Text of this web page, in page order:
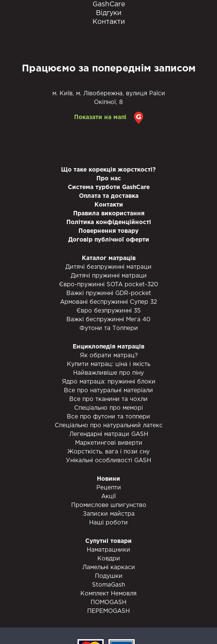
GashCare
Відгуки
Контакти
Працюємо за попереднім записом
м. Київ, м. Лівобережна, вулиця Раїси
Окіпної, 8
Показати на мапі
Що таке корекція жорсткості?
Про нас
Система турботи GashCare
Оплата та доставка
Контакти
Правила використання
Політика конфіденційності
Повернення товару
Договір публічної оферти
Каталог матраців
Дитячі безпружинні матраци
Дитячі пружинні матраци
Євро-пружинні SOTA pocket-320
Важкі пружинні GDR-pocket
Армовані беспружинні Супер 32
Євро безпружинні 35
Важкі беспружинні Мега 40
Футони та Топпери
Енциклопедія матраців
Як обрати матрац?
Купити матрац: ціна і якість
Найважливіше про піну
Ядро матраца: пружинні блоки
Все про натуральні матеріали
Все про тканини та чохли
Спеціально про меморі
Все про футони та топпери
Спеціально про натуральний латекс
Легендарні матраци GASH
Маркетингові виверти
Жорсткість, вага і пози сну
Унікальні особливості GASH
Новини
Рецепти
Акції
Промислове шпигунство
Записки майстра
Наші роботи
Супутні товари
Наматрацники
Ковдри
Ламельні каркаси
Подушки
StomaGash
Комплект Немовля
ПОМОGASH
ПЕРЕМОGASH